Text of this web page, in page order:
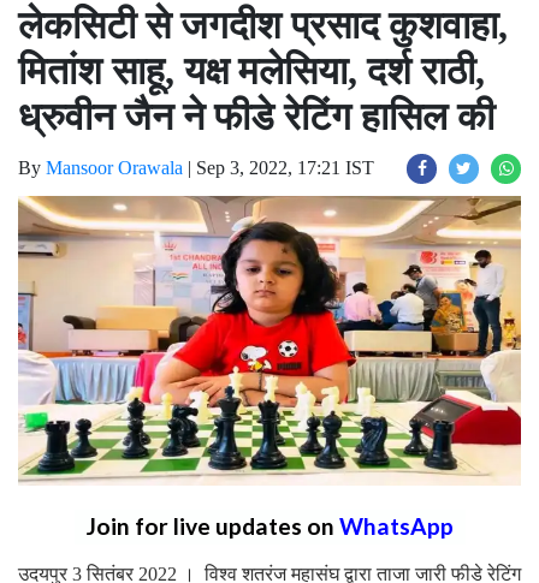
लेकसिटी से जगदीश प्रसाद कुशवाहा,
मितांश साहू, यक्ष मलेसिया, दर्श राठी,
ध्रुवीन जैन ने फीडे रेटिंग हासिल की
By Mansoor Orawala | Sep 3, 2022, 17:21 IST
Join for live updates on WhatsApp
उदयपुर 3 सितंबर 2022 । विश्व शतरंज महासंघ द्वारा ताजा जारी फीडे रेटिंग